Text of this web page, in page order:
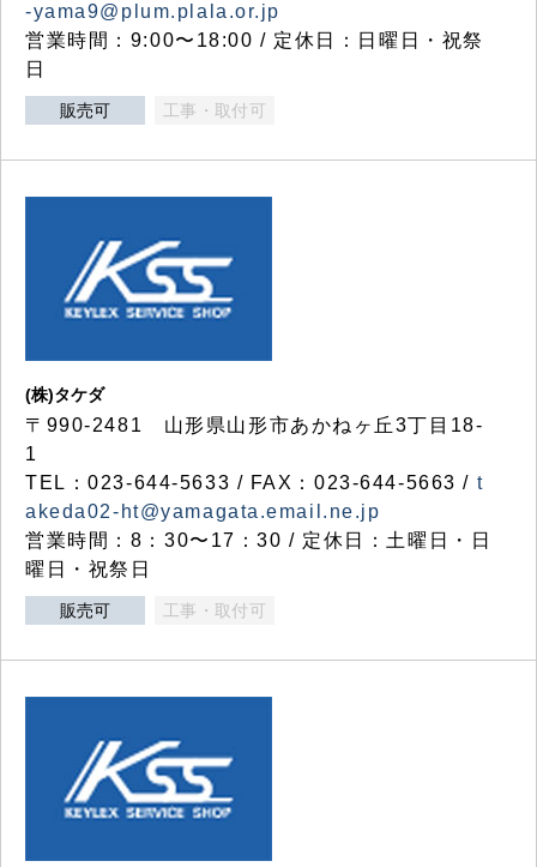
-yama9@plum.plala.or.jp
営業時間：9:00〜18:00 / 定休日：日曜日・祝祭
日
販売可 工事・取付可
(株)タケダ
〒990-2481 山形県山形市あかねヶ丘3丁目18-
1
TEL：023-644-5633 / FAX：023-644-5663 / t
akeda02-ht@yamagata.email.ne.jp
営業時間：8：30〜17：30 / 定休日：土曜日・日
曜日・祝祭日
販売可 工事・取付可